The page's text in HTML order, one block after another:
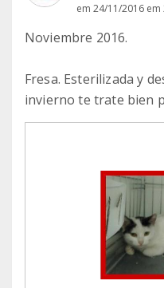
em 24/11/2016 em
Noviembre 2016.
Fresa. Esterilizada y
invierno te trate bien